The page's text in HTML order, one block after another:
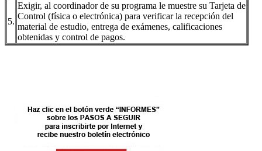
5.
Exigir, al coordinador de su programa le muestre su Tarjeta de
Control (física o electrónica) para verificar la recepción del
material de estudio, entrega de exámenes, calificaciones
obtenidas y control de pagos.